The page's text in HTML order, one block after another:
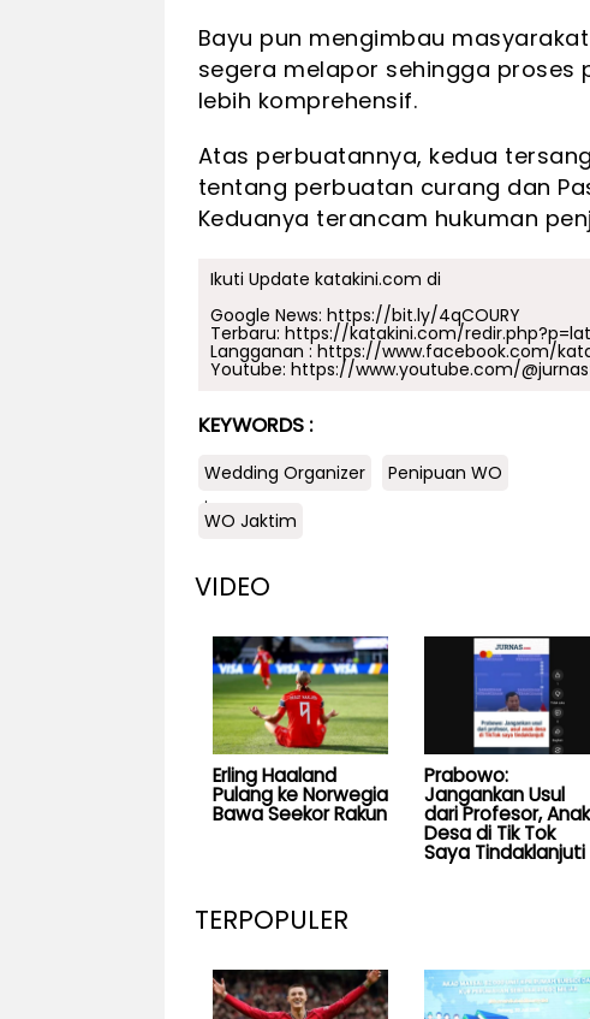
Bayu pun mengimbau
segera melapor sehingga proses
lebih komprehensif.
Atas perbuatannya, kedua
tentang perbuatan curang dan
Keduanya terancam hukuman
Ikuti Update katakini.com di
Google News: https://bit.ly/4qCOURY
Terbaru: https://katakini.com/
Langganan : https://www.facebook.com/
Youtube: https://www.youtube.com/
KEYWORDS :
Wedding Organizer
Penipuan WO
.
WO Jaktim
VIDEO
Erling Haaland
Pulang ke Norwegia
Bawa Seekor Rakun
Prabowo:
Jangankan Usul
dari Profesor, Anak
Desa di Tik Tok
Saya Tindaklanjuti
TERPOPULER